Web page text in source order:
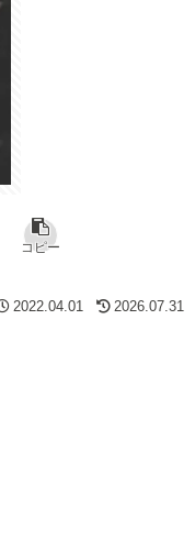
コピー
2022.04.01 2026.07.31